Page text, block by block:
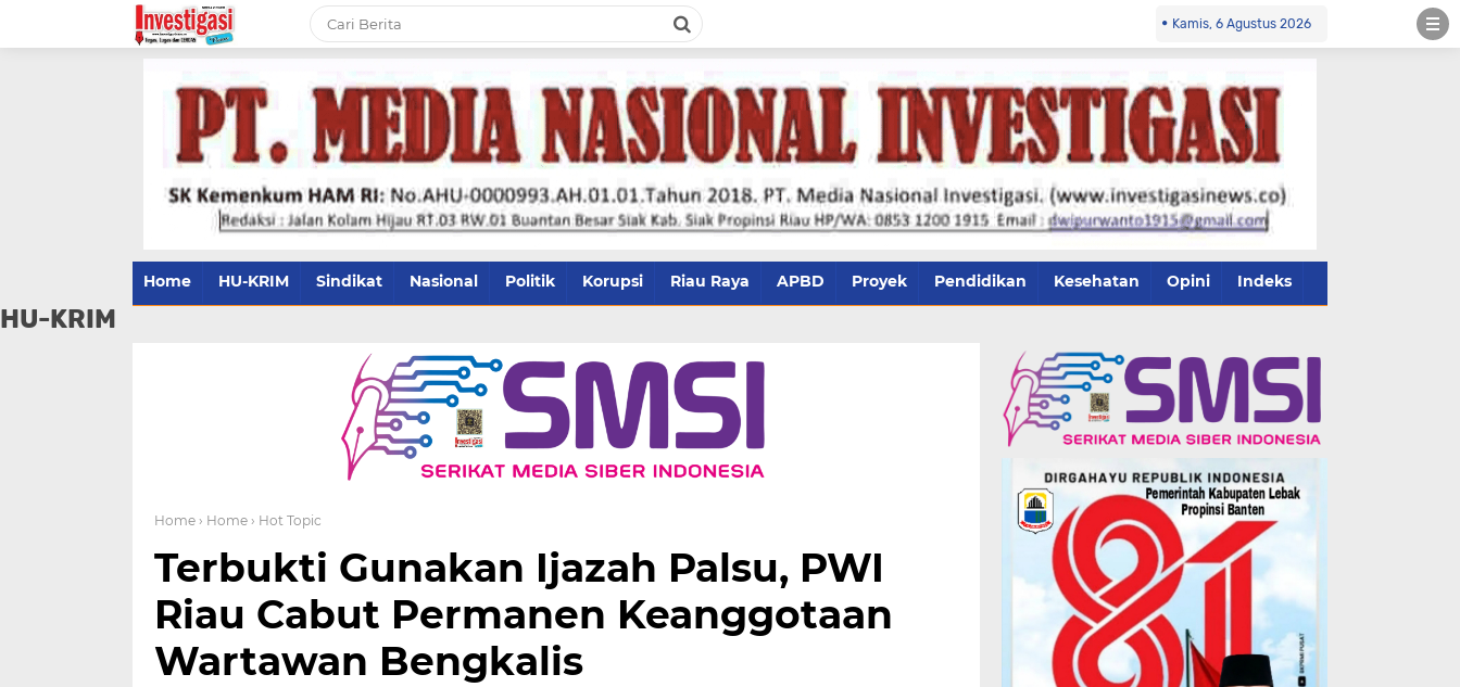
Kamis, 6 Agustus 2026
Home HU-KRIM Sindikat Nasional Politik Korupsi Riau Raya APBD Proyek Pendidikan Kesehatan Opini Indeks
HU-KRIM
Home › Home › Hot Topic
Terbukti Gunakan Ijazah Palsu, PWI
Riau Cabut Permanen Keanggotaan
Wartawan Bengkalis